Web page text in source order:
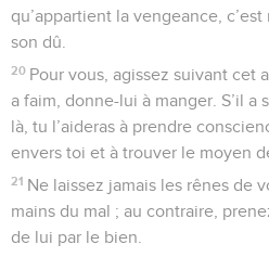
qu’appartient la vengeance,
son dû.
20 Pour vous, agissez suivant cet
a faim, donne-lui à manger. S’il a
là, tu l’aideras à prendre
envers toi et à trouver le moyen
21 Ne laissez jamais les rênes de
mains du mal ; au contraire,
de lui par le bien.